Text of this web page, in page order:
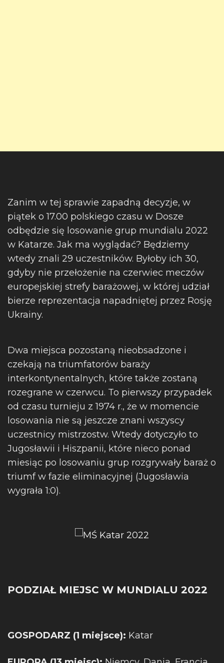
Zanim w tej sprawie zapadną decyzje, w
piątek o 17.00 polskiego czasu w Dosze
odbędzie się losowanie grup mundialu 2022
w Katarze. Jak ma wyglądać? Będziemy
wtedy znali 29 uczestników. Byłoby ich 30,
gdyby nie przełożenie na czerwiec meczów
europejskiej strefy barażowej, w której udział
bierze reprezentacja napadniętej przez Rosję
Ukrainy.
Dwa miejsca pozostaną nieobsadzone i
czekają na triumfatorów baraży
interkontynentalnych, które także zostaną
rozegrane w czerwcu. To pierwszy przypadek
od czasu turnieju z 1974 r., że w momencie
losowania nie są jeszcze znani wszyscy
uczestnicy mistrzostw. Wtedy dotyczyło to
Jugosławii i Hiszpanii, które nieco ponad
miesiąc po losowaniu grup rozgrywały baraż o
triumf w fazie eliminacyjnej (Jugosławia
wygrała 1:0).
PODZIAŁ MIEJSC W MUNDIALU 2022
GOSPODARZ (1 miejsce): Katar